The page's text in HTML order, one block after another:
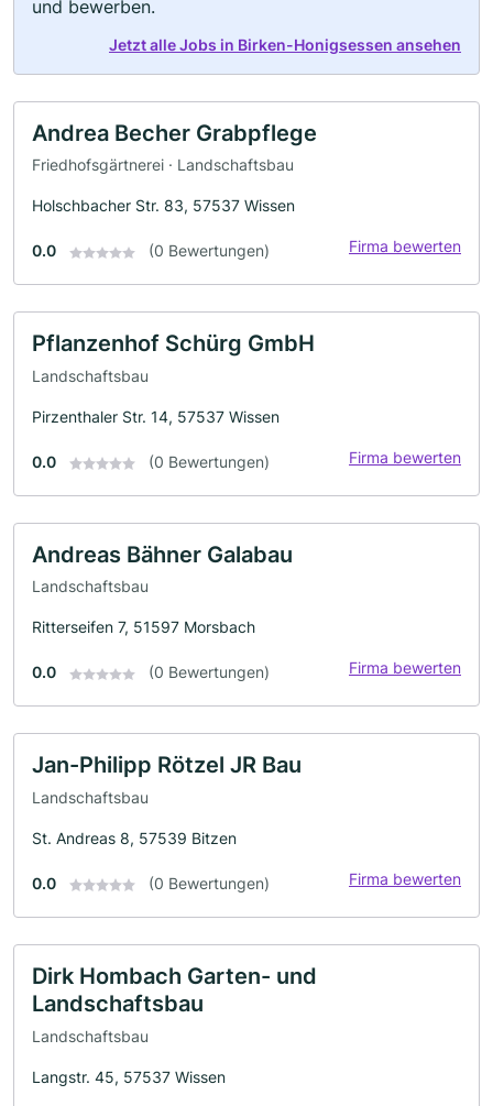
und bewerben.
Jetzt alle Jobs in Birken-Honigsessen ansehen
Andrea Becher Grabpflege
Friedhofsgärtnerei · Landschaftsbau
Holschbacher Str. 83, 57537 Wissen
0.0 (0 Bewertungen) Firma bewerten
Pflanzenhof Schürg GmbH
Landschaftsbau
Pirzenthaler Str. 14, 57537 Wissen
0.0 (0 Bewertungen) Firma bewerten
Andreas Bähner Galabau
Landschaftsbau
Ritterseifen 7, 51597 Morsbach
0.0 (0 Bewertungen) Firma bewerten
Jan-Philipp Rötzel JR Bau
Landschaftsbau
St. Andreas 8, 57539 Bitzen
0.0 (0 Bewertungen) Firma bewerten
Dirk Hombach Garten- und
Landschaftsbau
Landschaftsbau
Langstr. 45, 57537 Wissen